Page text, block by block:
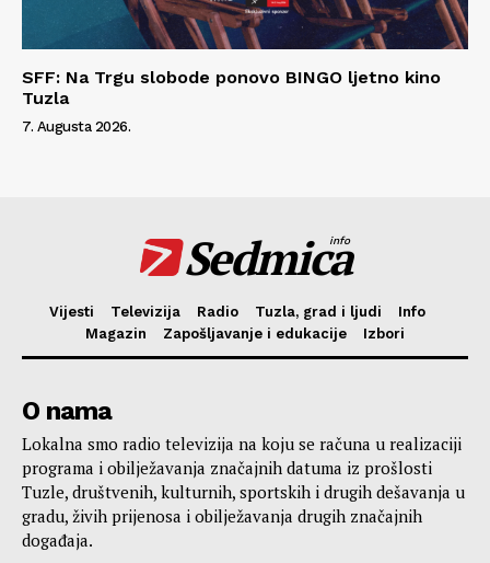
SFF: Na Trgu slobode ponovo BINGO ljetno kino
Tuzla
7. Augusta 2026.
Sedmica
info
Vijesti Televizija Radio Tuzla, grad i ljudi
Info
Magazin
Zapošljavanje i edukacije Izbori
O nama
Lokalna smo radio televizija na koju se računa u realizaciji
programa i obilježavanja značajnih datuma iz prošlosti
Tuzle, društvenih, kulturnih, sportskih i drugih dešavanja u
gradu, živih prijenosa i obilježavanja drugih značajnih
događaja.